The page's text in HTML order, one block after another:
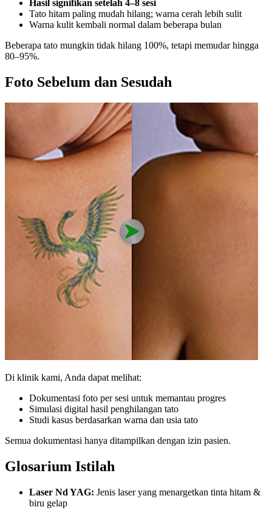
Hasil signifikan setelah 4–8 sesi
Tato hitam paling mudah hilang; warna cerah lebih sulit
Warna kulit kembali normal dalam beberapa bulan
Beberapa tato mungkin tidak hilang 100%, tetapi memudar hingga
80–95%.
Foto Sebelum dan Sesudah
Di klinik kami, Anda dapat melihat:
Dokumentasi foto per sesi untuk memantau progres
Simulasi digital hasil penghilangan tato
Studi kasus berdasarkan warna dan usia tato
Semua dokumentasi hanya ditampilkan dengan izin pasien.
Glosarium Istilah
Laser Nd YAG: Jenis laser yang menargetkan tinta hitam &
biru gelap